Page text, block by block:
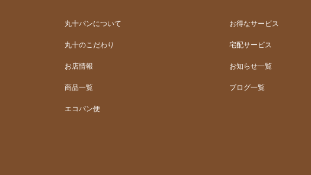
丸十パンについて
丸十のこだわり
お店情報
商品一覧
エコパン便
お得なサービス
宅配サービス
お知らせ一覧
ブログ一覧